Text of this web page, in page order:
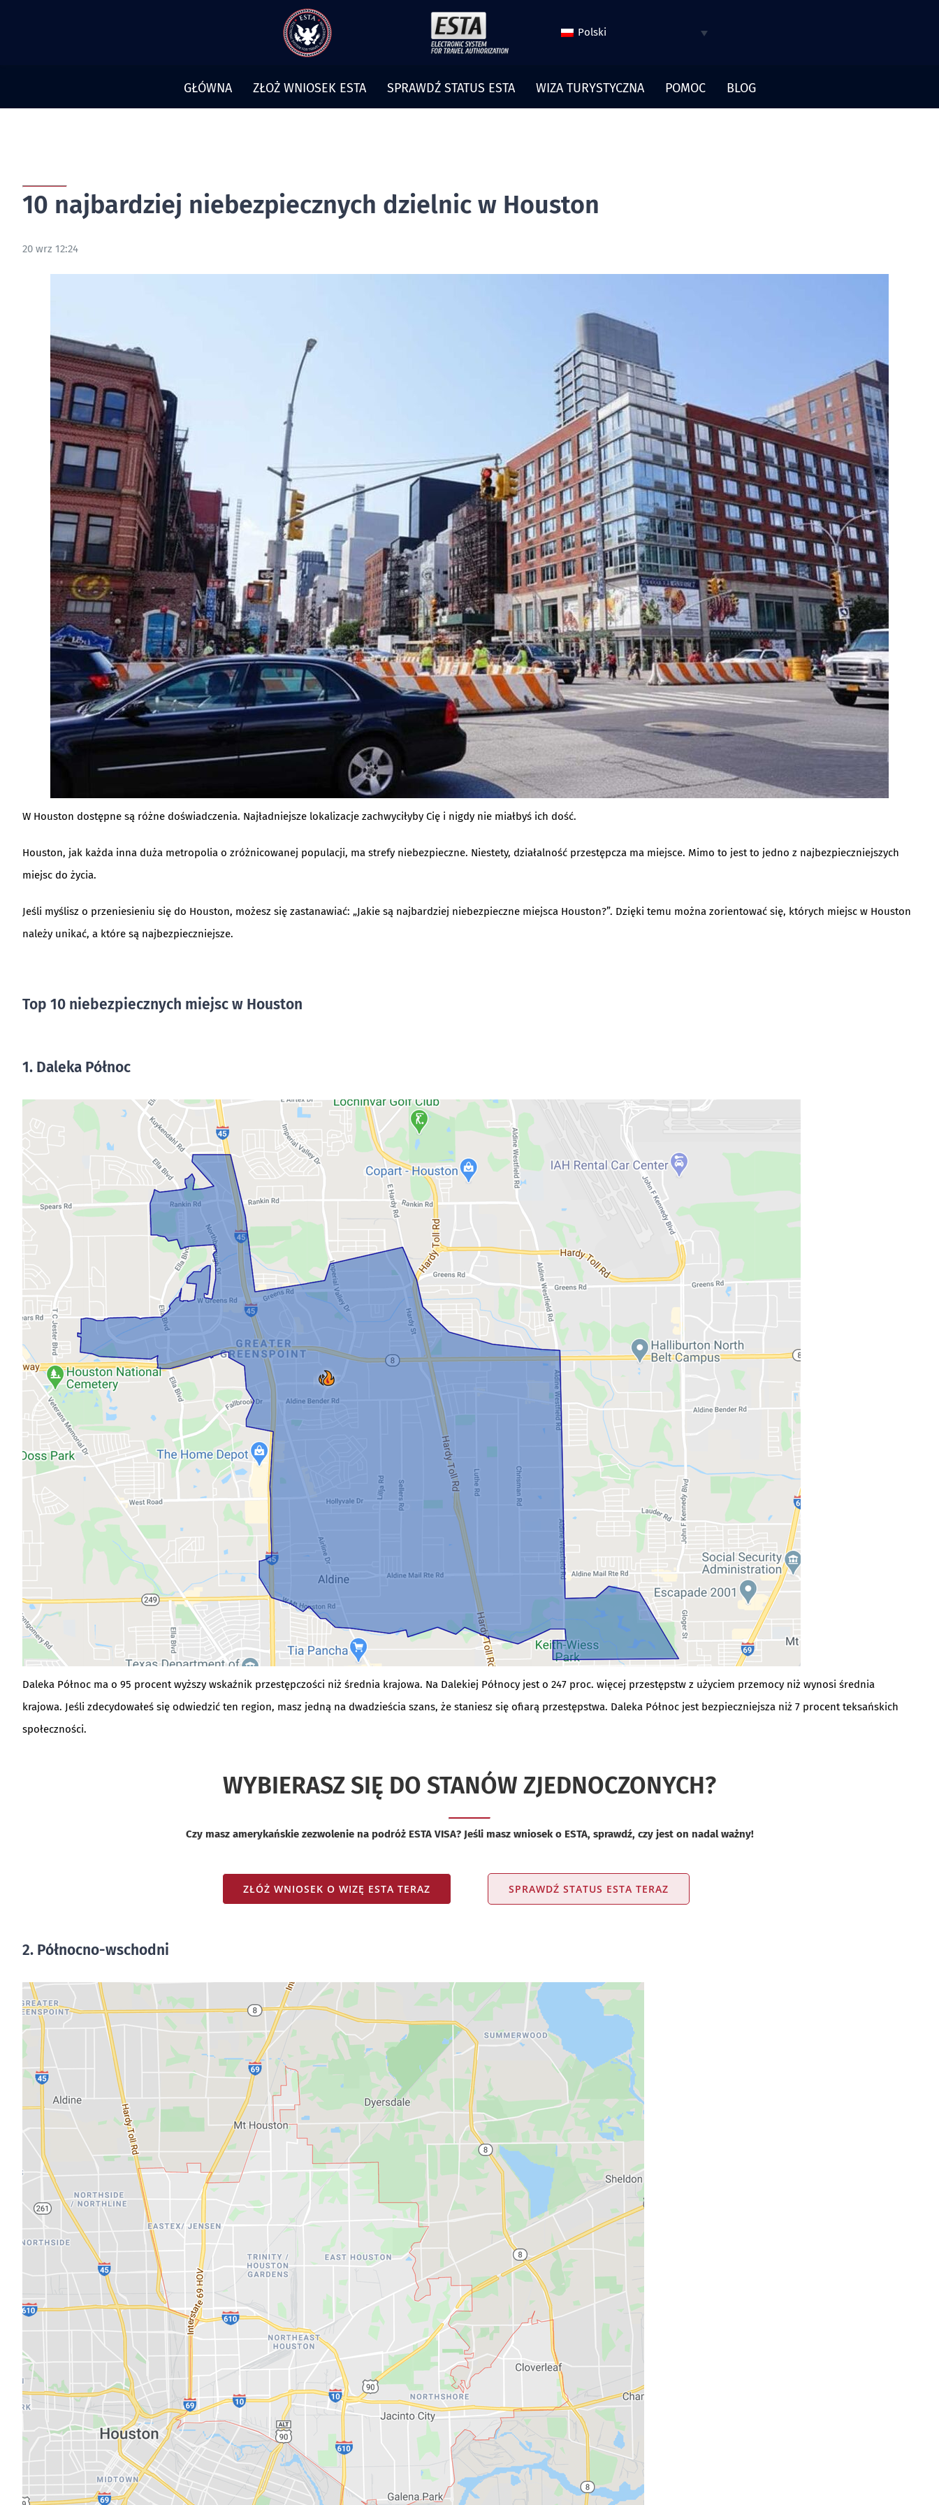
Polski
GŁÓWNA ZŁOŻ WNIOSEK ESTA SPRAWDŹ STATUS ESTA WIZA TURYSTYCZNA POMOC BLOG
10 najbardziej niebezpiecznych dzielnic w Houston
20 wrz 12:24
W Houston dostępne są różne doświadczenia. Najładniejsze lokalizacje zachwyciłyby Cię i nigdy nie miałbyś ich dość.
Houston, jak każda inna duża metropolia o zróżnicowanej populacji, ma strefy niebezpieczne. Niestety, działalność przestępcza ma miejsce. Mimo to jest to jedno z najbezpieczniejszych
miejsc do życia.
Jeśli myślisz o przeniesieniu się do Houston, możesz się zastanawiać: „Jakie są najbardziej niebezpieczne miejsca Houston?”. Dzięki temu można zorientować się, których miejsc w Houston
należy unikać, a które są najbezpieczniejsze.
Top 10 niebezpiecznych miejsc w Houston
1. Daleka Północ
Daleka Północ ma o 95 procent wyższy wskaźnik przestępczości niż średnia krajowa. Na Dalekiej Północy jest o 247 proc. więcej przestępstw z użyciem przemocy niż wynosi średnia
krajowa. Jeśli zdecydowałeś się odwiedzić ten region, masz jedną na dwadzieścia szans, że staniesz się ofiarą przestępstwa. Daleka Północ jest bezpieczniejsza niż 7 procent teksańskich
społeczności.
WYBIERASZ SIĘ DO STANÓW ZJEDNOCZONYCH?
Czy masz amerykańskie zezwolenie na podróż ESTA VISA? Jeśli masz wniosek o ESTA, sprawdź, czy jest on nadal ważny!
ZŁÓŻ WNIOSEK O WIZĘ ESTA TERAZ SPRAWDŹ STATUS ESTA TERAZ
2. Północno-wschodni